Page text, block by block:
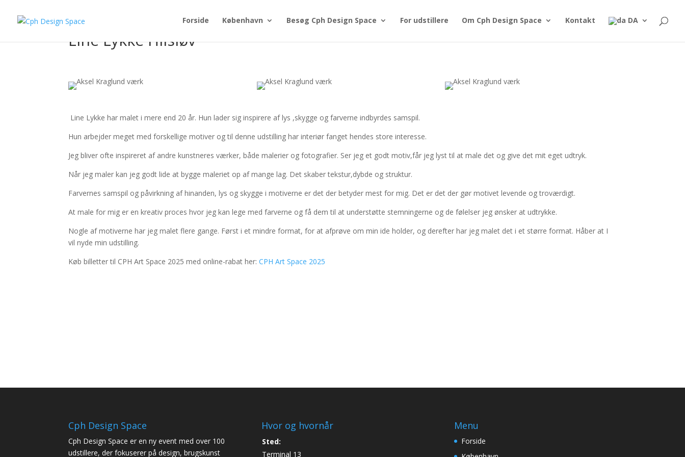
Forside København Besøg Cph Design Space For udstillere Om Cph Design Space Kontakt DA
Line Lykke Hilsløv
Line Lykke har malet i mere end 20 år. Hun lader sig inspirere af lys ,skygge og farverne indbyrdes samspil.
Hun arbejder meget med forskellige motiver og til denne udstilling har interiør fanget hendes store interesse.
Jeg bliver ofte inspireret af andre kunstneres værker, både malerier og fotografier. Ser jeg et godt motiv,får jeg lyst til at male det og give det mit eget udtryk.
Når jeg maler kan jeg godt lide at bygge maleriet op af mange lag. Det skaber tekstur,dybde og struktur.
Farvernes samspil og påvirkning af hinanden, lys og skygge i motiverne er det der betyder mest for mig. Det er det der gør motivet levende og troværdigt.
At male for mig er en kreativ proces hvor jeg kan lege med farverne og få dem til at understøtte stemningerne og de følelser jeg ønsker at udtrykke.
Nogle af motiverne har jeg malet flere gange. Først i et mindre format, for at afprøve om min ide holder, og derefter har jeg malet det i et større format. Håber at I
vil nyde min udstilling.
Køb billetter til CPH Art Space 2025 med online-rabat her:CPH Art Space 2025
Cph Design Space
Cph Design Space er en ny event med over 100
udstillere, der fokuserer på design, brugskunst
Hvor og hvornår
Sted:
Terminal 13
Menu
Forside